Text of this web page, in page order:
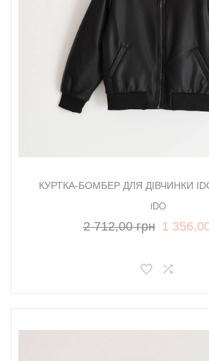
КУРТКА-БОМБЕР ДЛЯ ДІВЧИНКИ
iDO
2 712,00 грн 1